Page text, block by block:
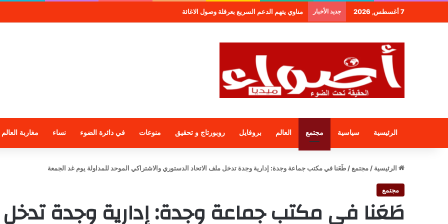
7 أغسطس, 2026 جديد الأخبار طنجة.. مجموعة فندقية جديدة لمجموعة الراجحي الاستثمارية
الرئيسية سياسية مجتمع العالم بروفايل روبورتاج و تحقيق منوعات في دائرة الضوء نساء مغاربة العالم
الرئيسية / مجتمع / طَعَنا في مكتب جماعة وجدة: إدارية وجدة تدخل ملف الاتحاد الدستوري والاشتراكي الموحد للمداولة يوم غد الجمعة
مجتمع
طَعَنا في مكتب جماعة وجدة: إدارية وجدة تدخل